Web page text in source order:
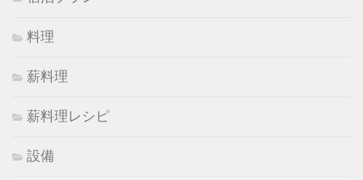
料理
薪料理
薪料理レシピ
設備